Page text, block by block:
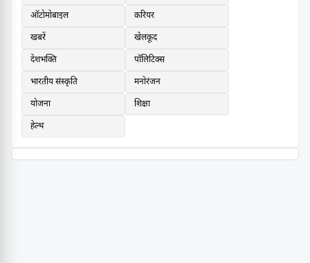
ऑटोमोबाइल
करियर
खबरें
खेलकूद
देशभक्ति
पॉलिटिक्स
भारतीय संस्कृति
मनोरंजन
योजना
शिक्षा
हेल्थ